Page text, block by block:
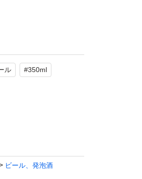
ル #350ml
ビール、発泡酒